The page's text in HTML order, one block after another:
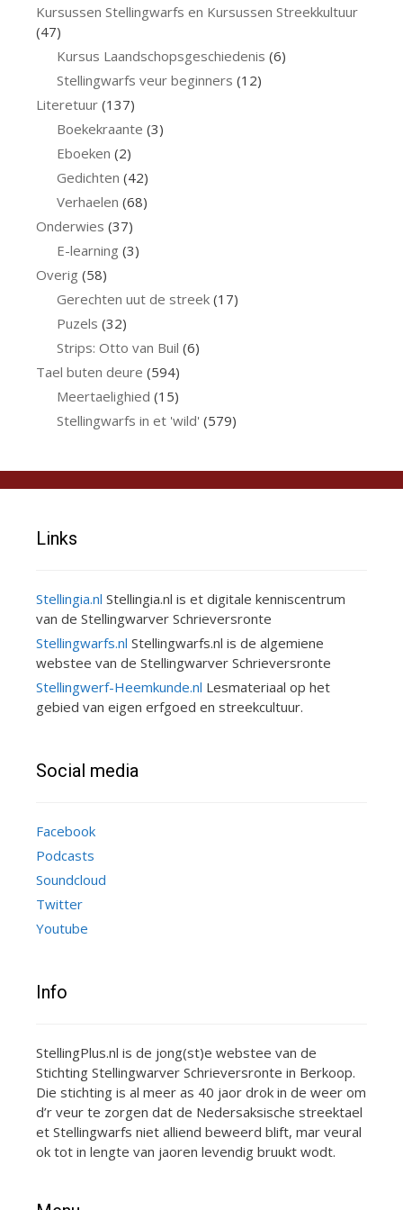
Kursussen Stellingwarfs en Kursussen Streekkultuur
(47)
Kursus Laandschopsgeschiedenis (6)
Stellingwarfs veur beginners (12)
Literetuur (137)
Boekekraante (3)
Eboeken (2)
Gedichten (42)
Verhaelen (68)
Onderwies (37)
E-learning (3)
Overig (58)
Gerechten uut de streek(17)
Puzels (32)
Strips: Otto van Buil (6)
Tael buten deure (594)
Meertaelighied (15)
Stellingwarfs in et 'wild' (579)
Links
Stellingia.nl Stellingia.nl is et digitale kenniscentrum
van de Stellingwarver Schrieversronte
Stellingwarfs.nl Stellingwarfs.nl is de algemiene
webstee van de Stellingwarver Schrieversronte
Stellingwerf-Heemkunde.nl Lesmateriaal op het
gebied van eigen erfgoed en streekcultuur.
Social media
Facebook
Podcasts
Soundcloud
Twitter
Youtube
Info
StellingPlus.nl is de jong(st)e webstee van de
Stichting Stellingwarver Schrieversronte in Berkoop.
Die stichting is al meer as 40 jaor drok in de weer om
d’r veur te zorgen dat de Nedersaksische streektael
et Stellingwarfs niet alliend beweerd blift, mar veural
ok tot in lengte van jaoren levendig bruukt wodt.